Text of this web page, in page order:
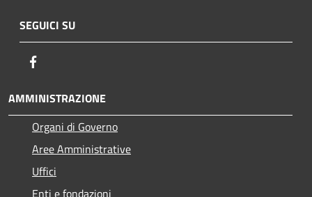
SEGUICI SU
AMMINISTRAZIONE
Organi di Governo
Aree Amministrative
Uffici
Enti e fondazioni